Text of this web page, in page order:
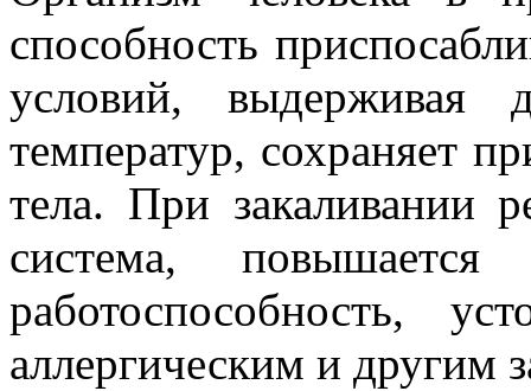
способность
условий, выдерживая
температур, сохраняет
тела. При закаливании
система,
работоспособность,
аллергическим и другим